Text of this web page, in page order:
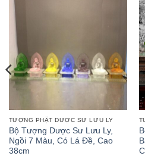
TƯỢNG PHẬT DƯỢC SƯ LƯU LY
Bộ Tượng Dược Sư Lưu Ly,
Ngồi 7 Màu, Có Lá Đề, Cao
38cm